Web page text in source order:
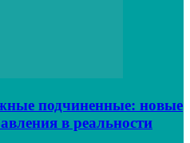
подчиненные: новые
в реальности